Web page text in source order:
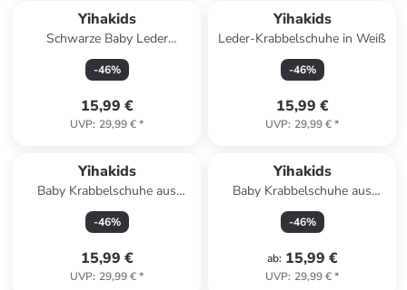
Yihakids
Schwarze Baby Leder
Krabbelschuhe, mit
rutschfester Sohle – Hund-
-46%
15,99 €
UVP: 29,99 €*
Yihakids
Leder-Krabbelschuhe in Weiß
-46%
15,99 €
UVP: 29,99 €*
Yihakids
Baby Krabbelschuhe aus
Leder, weiche Lauflernschuhe
mit rutschfester Sohle
-46%
15,99 €
UVP: 29,99 €*
Yihakids
Baby Krabbelschuhe aus
Leder, weiche Lauflernschuhe
mit rutschfester Sohle
-46%
ab: 15,99 €
UVP: 29,99 €*